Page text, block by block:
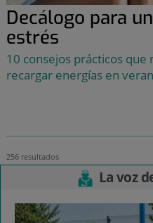
Decálogo para
estrés
10 consejos prácticos
recargar energías en
256 resultados
La voz